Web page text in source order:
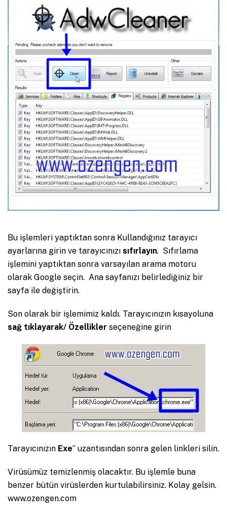
Bu işlemleri yaptıktan sonra Kullandığınız tarayıcı
ayarlarına girin ve tarayıcınızı sıfırlayın. Sıfırlama
işlemini yaptıktan sonra varsayılan arama motoru
olarak Google seçin. Ana sayfanızı belirlediğiniz bir
sayfa ile değiştirin.
Son olarak bir işlemimiz kaldı. Tarayıcınızın kısayoluna
sağ tıklayarak/ Özellikler seçeneğine girin
Tarayıcınızın Exe” uzantısından sonra gelen linkleri silin.
Virüsümüz temizlenmiş olacaktır. Bu işlemle buna
benzer bütün virüslerden kurtulabilirsiniz. Kolay gelsin.
www.ozengen.com